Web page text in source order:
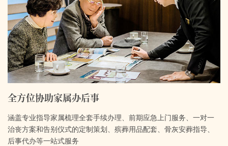
全方位协助家属办后事
涵盖专业指导家属梳理全套手续办理、前期应急上门服务、一对一
治丧方案和告别仪式的定制策划、殡葬用品配套、骨灰安葬指导、
后事代办等一站式服务